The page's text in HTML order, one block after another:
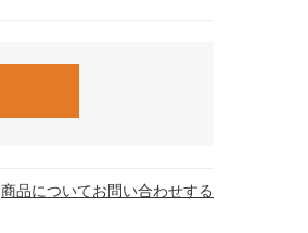
商品についてお問い合わせする